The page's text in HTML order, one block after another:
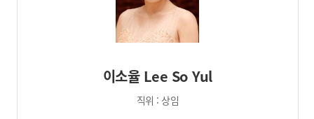
이소율 Lee So Yul
직위 : 상임